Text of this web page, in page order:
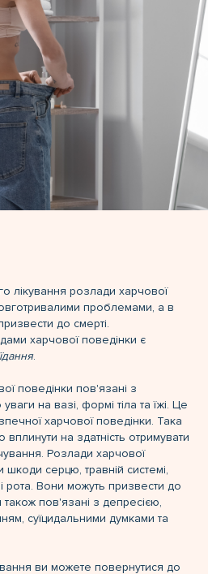
лікування розлади харчової
проблемами, а в
до смерті.
харчової поведінки є
.
поведінки пов'язані з
на вазі, формі тіла та їжі. Це
харчової поведінки. Така
на здатність отримувати
Розлади харчової
серцю, травній системі,
рота. Вони можуть призвести до
пов'язані з депресією,
суїцидальними думками та
ви можете повернутися до